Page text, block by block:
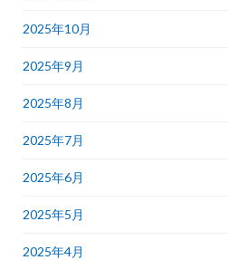
2025年10月
2025年9月
2025年8月
2025年7月
2025年6月
2025年5月
2025年4月